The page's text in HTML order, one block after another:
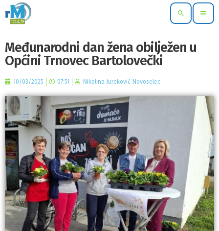
search menu
Međunarodni dan žena obilježen u
Općini Trnovec Bartolovečki
10/03/2025 07:51 Nikolina Jureković Novoselec